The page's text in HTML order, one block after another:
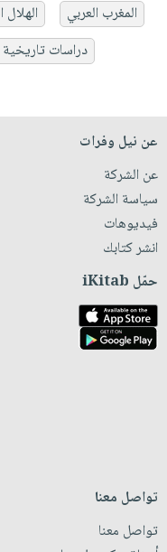
المغرب العربي
دراسات تاريخية
عن نيل وفرات
عن الشركة
سياسة الشركة
فيديوهات
انشر كتابك
حمّل iKitab
تواصل معنا
تواصل معنا